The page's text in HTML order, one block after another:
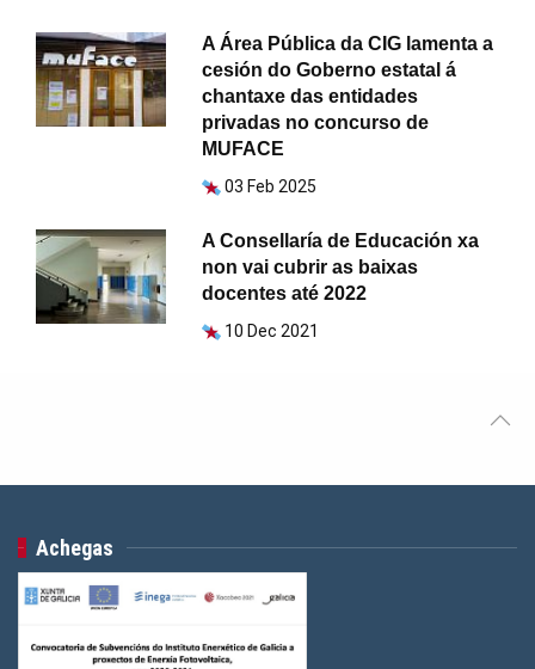
A Área Pública da CIG lamenta a
cesión do Goberno estatal á
chantaxe das entidades
privadas no concurso de
MUFACE
03 Feb 2025
A Consellaría de Educación xa
non vai cubrir as baixas
docentes até 2022
10 Dec 2021
Achegas